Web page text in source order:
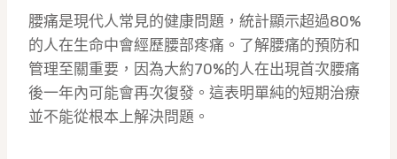
腰痛是現代人常見的健康問題，統計顯示超過80%
的人在生命中會經歷腰部疼痛。了解腰痛的預防和
管理至關重要，因為大約70%的人在出現首次腰痛
後一年內可能會再次復發。這表明單純的短期治療
並不能從根本上解決問題。